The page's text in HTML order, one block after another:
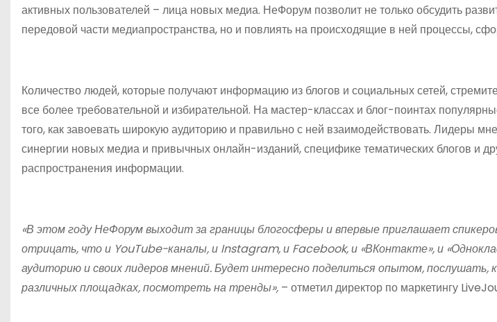
активных пользователей – лица новых медиа. НеФорум позволит не только обсудить
передовой части медиапространства, но и повлиять на происходящие в ней процессы,
Количество людей, которые получают информацию из блогов и социальных сетей,
все более требовательной и избирательной. На мастер-классах и блог-поинтах
того, как завоевать широкую аудиторию и правильно с ней взаимодействовать. Лидеры
синергии новых медиа и привычных онлайн-изданий, специфике тематических блогов и
распространения информации.
«В этом году НеФорум выходит за границы блогосферы и впервые приглашает
отрицать, что и YouTube-каналы, и Instagram, и Facebook, и «ВКонтакте», и
аудиторию и своих лидеров мнений. Будет интересно поделиться опытом, послушать,
различных площадках, посмотреть на тренды», – отметил директор по маркетингу